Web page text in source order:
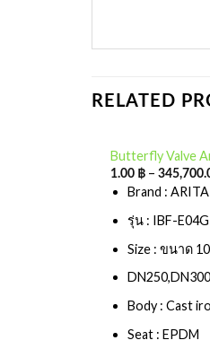
RELATED
Butterfly Valve
1.00 ฿ –
Brand : ARITA
รุ่น : IBF-E04G
Size : ขนาด
Body : Cast
Seat : EPDM